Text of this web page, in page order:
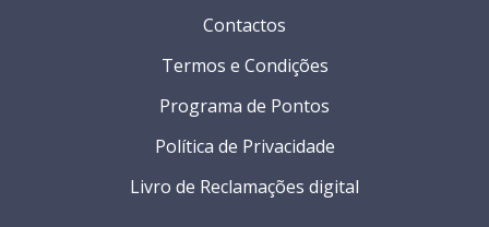
Contactos
Termos e Condições
Programa de Pontos
Política de Privacidade
Livro de Reclamações digital